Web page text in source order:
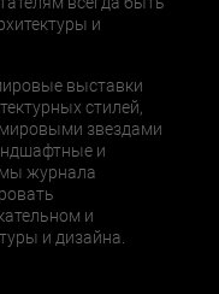
и
выставки
стилей,
мировыми звездами
и
журнала
и
и дизайна.